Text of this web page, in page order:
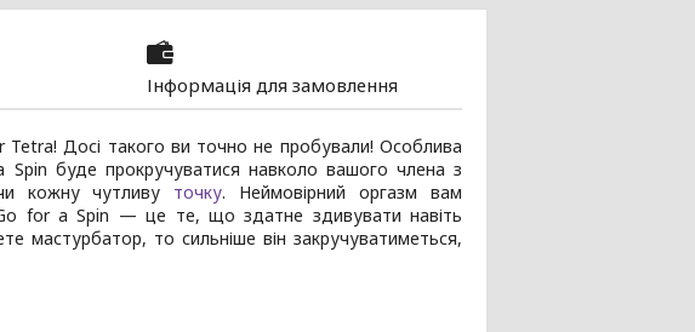
Інформація для замовлення
Досі такого ви точно не пробували! Особлива
Spin буде прокручуватися навколо вашого члена з
кожну чутливу точку. Неймовірний оргазм вам
for a Spin — це те, що здатне здивувати навіть
мастурбатор, то сильніше він закручуватиметься,